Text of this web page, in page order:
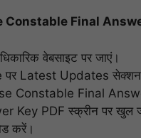
Final Answer
वेबसाइट पर जाएं।
पर Latest Updates
Constable Final
Key PDF स्क्रीन पर खुल
करें।